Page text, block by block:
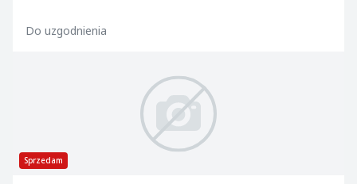
Do uzgodnienia
Sprzedam